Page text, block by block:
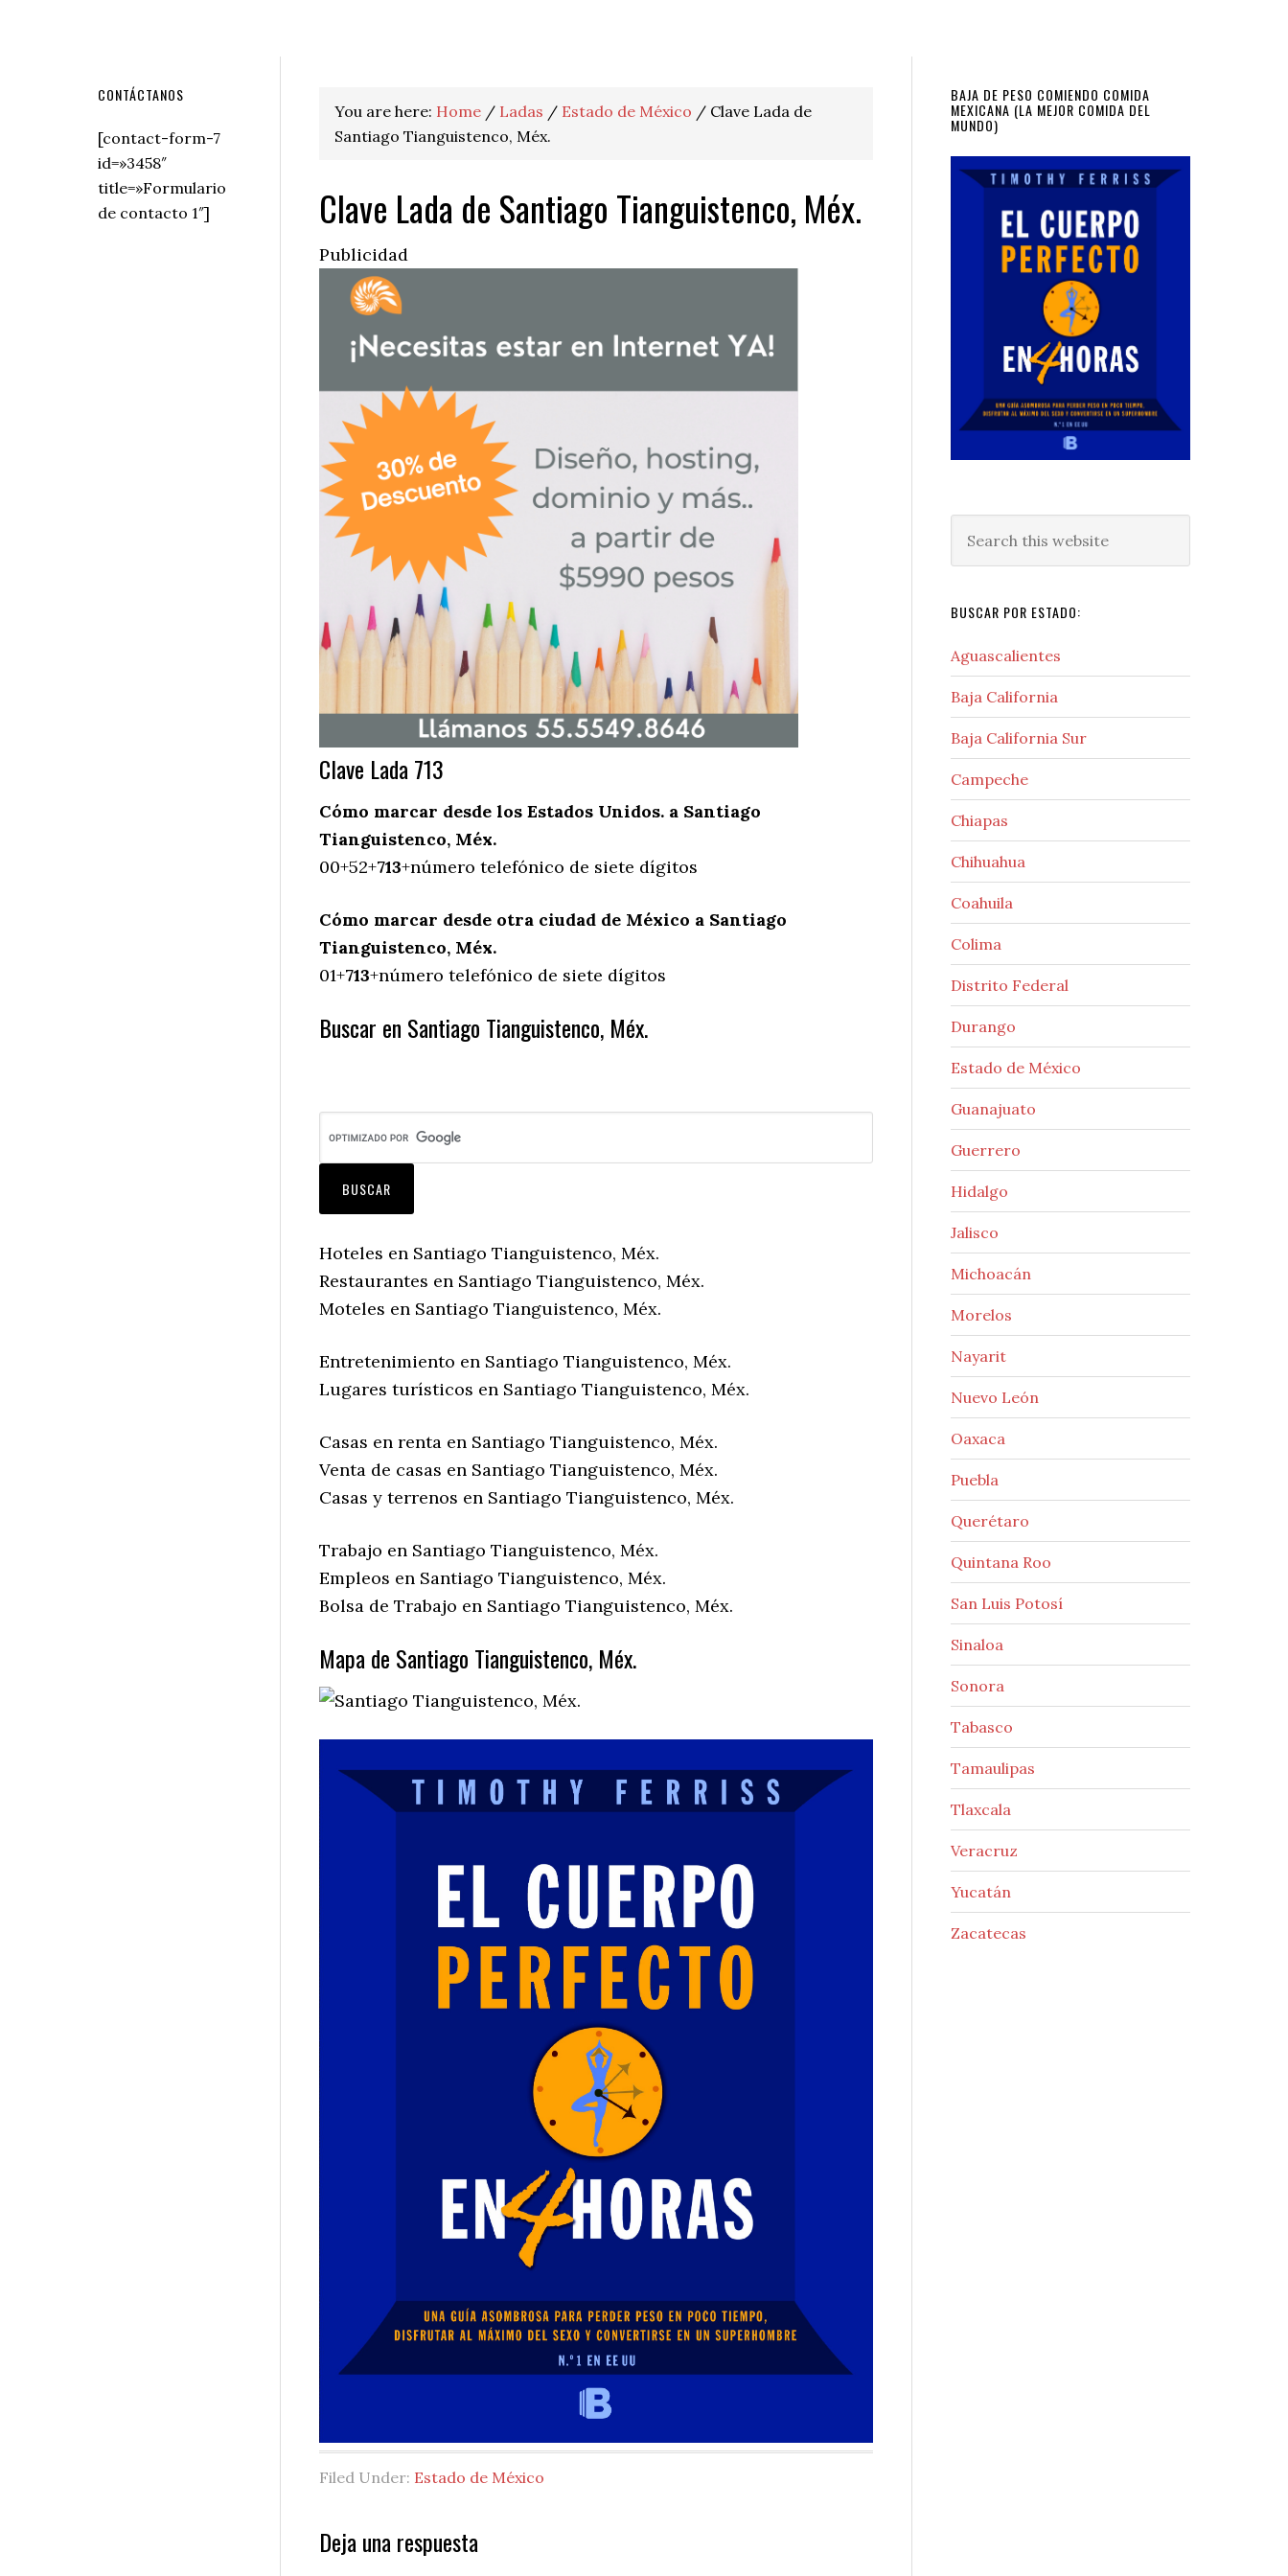
You are here: Home / Ladas / Estado de México / Clave Lada de
Santiago Tianguistenco, Méx.
Clave Lada de Santiago Tianguistenco, Méx.
Publicidad
Clave Lada 713
Cómo marcar desde los Estados Unidos. a Santiago
Tianguistenco, Méx.
00+52+713+número telefónico de siete dígitos
Cómo marcar desde otra ciudad de México a Santiago
Tianguistenco, Méx.
01+713+número telefónico de siete dígitos
Buscar en Santiago Tianguistenco, Méx.
Hoteles en Santiago Tianguistenco, Méx.
Restaurantes en Santiago Tianguistenco, Méx.
Moteles en Santiago Tianguistenco, Méx.
Entretenimiento en Santiago Tianguistenco, Méx.
Lugares turísticos en Santiago Tianguistenco, Méx.
Casas en renta en Santiago Tianguistenco, Méx.
Venta de casas en Santiago Tianguistenco, Méx.
Casas y terrenos en Santiago Tianguistenco, Méx.
Trabajo en Santiago Tianguistenco, Méx.
Empleos en Santiago Tianguistenco, Méx.
Bolsa de Trabajo en Santiago Tianguistenco, Méx.
Mapa de Santiago Tianguistenco, Méx.
Filed Under: Estado de México
Reader
Deja una respuesta
Primary
Sidebar
BAJA DE PESO COMIENDO COMIDA
MEXICANA (LA MEJOR COMIDA DEL
MUNDO)
this
BUSCAR POR ESTADO:
Aguascalientes
Baja California
Baja California Sur
Campeche
Chiapas
Chihuahua
Coahuila
Colima
Distrito Federal
Durango
Estado de México
Guanajuato
Guerrero
Hidalgo
Jalisco
Michoacán
Morelos
Nayarit
Nuevo León
Oaxaca
Puebla
Querétaro
Quintana Roo
San Luis Potosí
Sinaloa
Sonora
Tabasco
Tamaulipas
Tlaxcala
Veracruz
Yucatán
Zacatecas
Secondary
Sidebar
CONTÁCTANOS
[contact-form-7
id=»3458″
title=»Formulario
de contacto 1″]